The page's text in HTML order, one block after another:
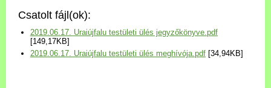
Választási információk
Versenyképes Járások
Csatolt fájl(ok):
2019.06.17. Uraiújfalu testületi ülés jegyzőkönyve.pdf
[149,17KB]
2019.06.17. Uraiújfalu testületi ülés meghívója.pdf [34,94KB]